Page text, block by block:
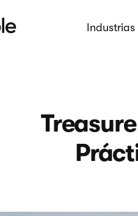
Industrias